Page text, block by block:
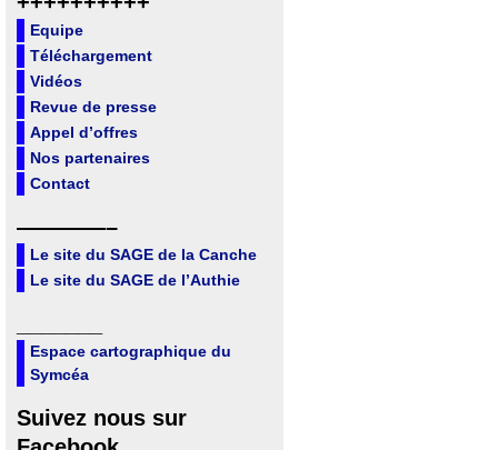
Equipe
Téléchargement
Vidéos
Revue de presse
Appel d’offres
Nos partenaires
Contact
————–
Le site du SAGE de la Canche
Le site du SAGE de l’Authie
Espace cartographique du
Symcéa
Suivez nous sur